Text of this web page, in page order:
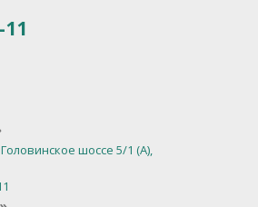
шоссе 5/1 (А),